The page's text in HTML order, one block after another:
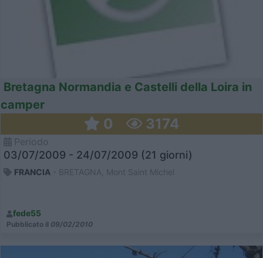
Bretagna Normandia e Castelli della Loira in
camper
0 3174
03/07/2009 - 24/07/2009 (21 giorni)
FRANCIA - BRETAGNA, Mont Saint Michel
fede55
Pubblicato il 09/02/2010